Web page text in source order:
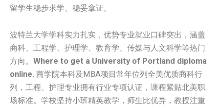
留学生稳步求学、稳妥拿证。
波特兰大学学科实力扎实，优势专业就业口碑突出，涵盖
商科、工程学、护理学、教育学、传媒与人文科学等热门
方向。 Where to get a University of Portland diploma
online. 商学院本科及MBA项目常年位列全美优质商科行
列，工程、护理专业拥有行业专项认证，课程紧贴北美职
场标准。学校坚持小班精英教学，师生比优异，教授注重